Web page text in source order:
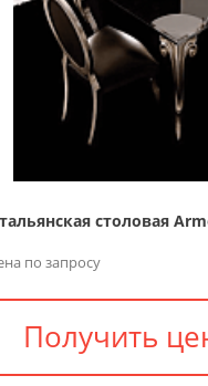
столовая
по запросу
Получить